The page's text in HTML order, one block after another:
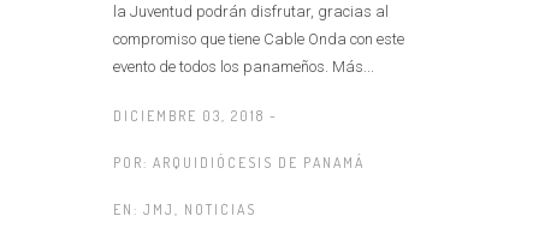
la Juventud podrán disfrutar, gracias al
compromiso que tiene Cable Onda con este
evento de todos los panameños. Más...
DICIEMBRE 03, 2018 -
POR: ARQUIDIÓCESIS DE PANAMÁ
EN: JMJ NOTICIAS